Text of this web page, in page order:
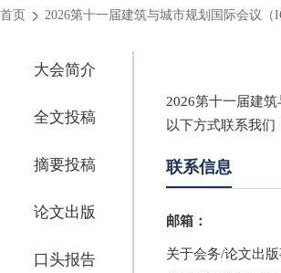
首页 2026第十一届建筑与城市规划国际会议（
大会简介
全文投稿
摘要投稿
论文出版
口头报告
2026第十一届建
以下方式联系我们
联系信息
邮箱：
关于会务/论文出版